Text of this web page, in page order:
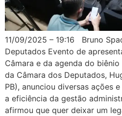
11/09/2025 – 19:16 Bruno
Deputados Evento de
Câmara e da agenda do
da Câmara dos Deputados,
PB), anunciou diversas ações
a eficiência da gestão
afirmou que quer deixar um